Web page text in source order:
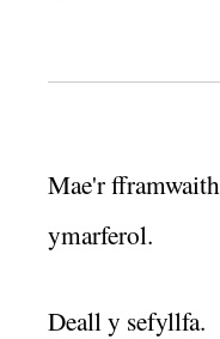
Mae'r
ymarferol.
Deall y sefyllfa.